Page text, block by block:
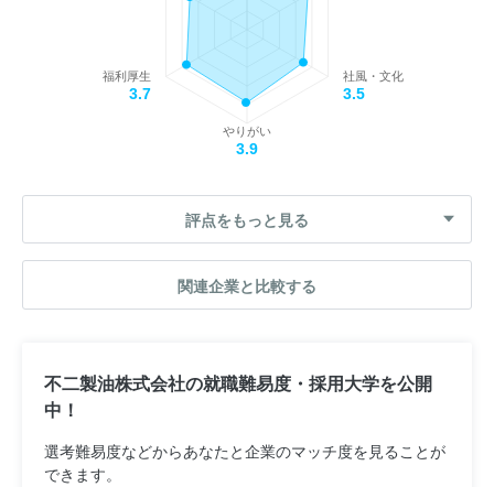
社風・文化
3.5
やりがい
3.9
福利厚生
3.7
評点をもっと見る
関連企業と比較する
不二製油株式会社の就職難易度・採用大学を公開
中！
選考難易度などからあなたと企業のマッチ度を見ることが
できます。